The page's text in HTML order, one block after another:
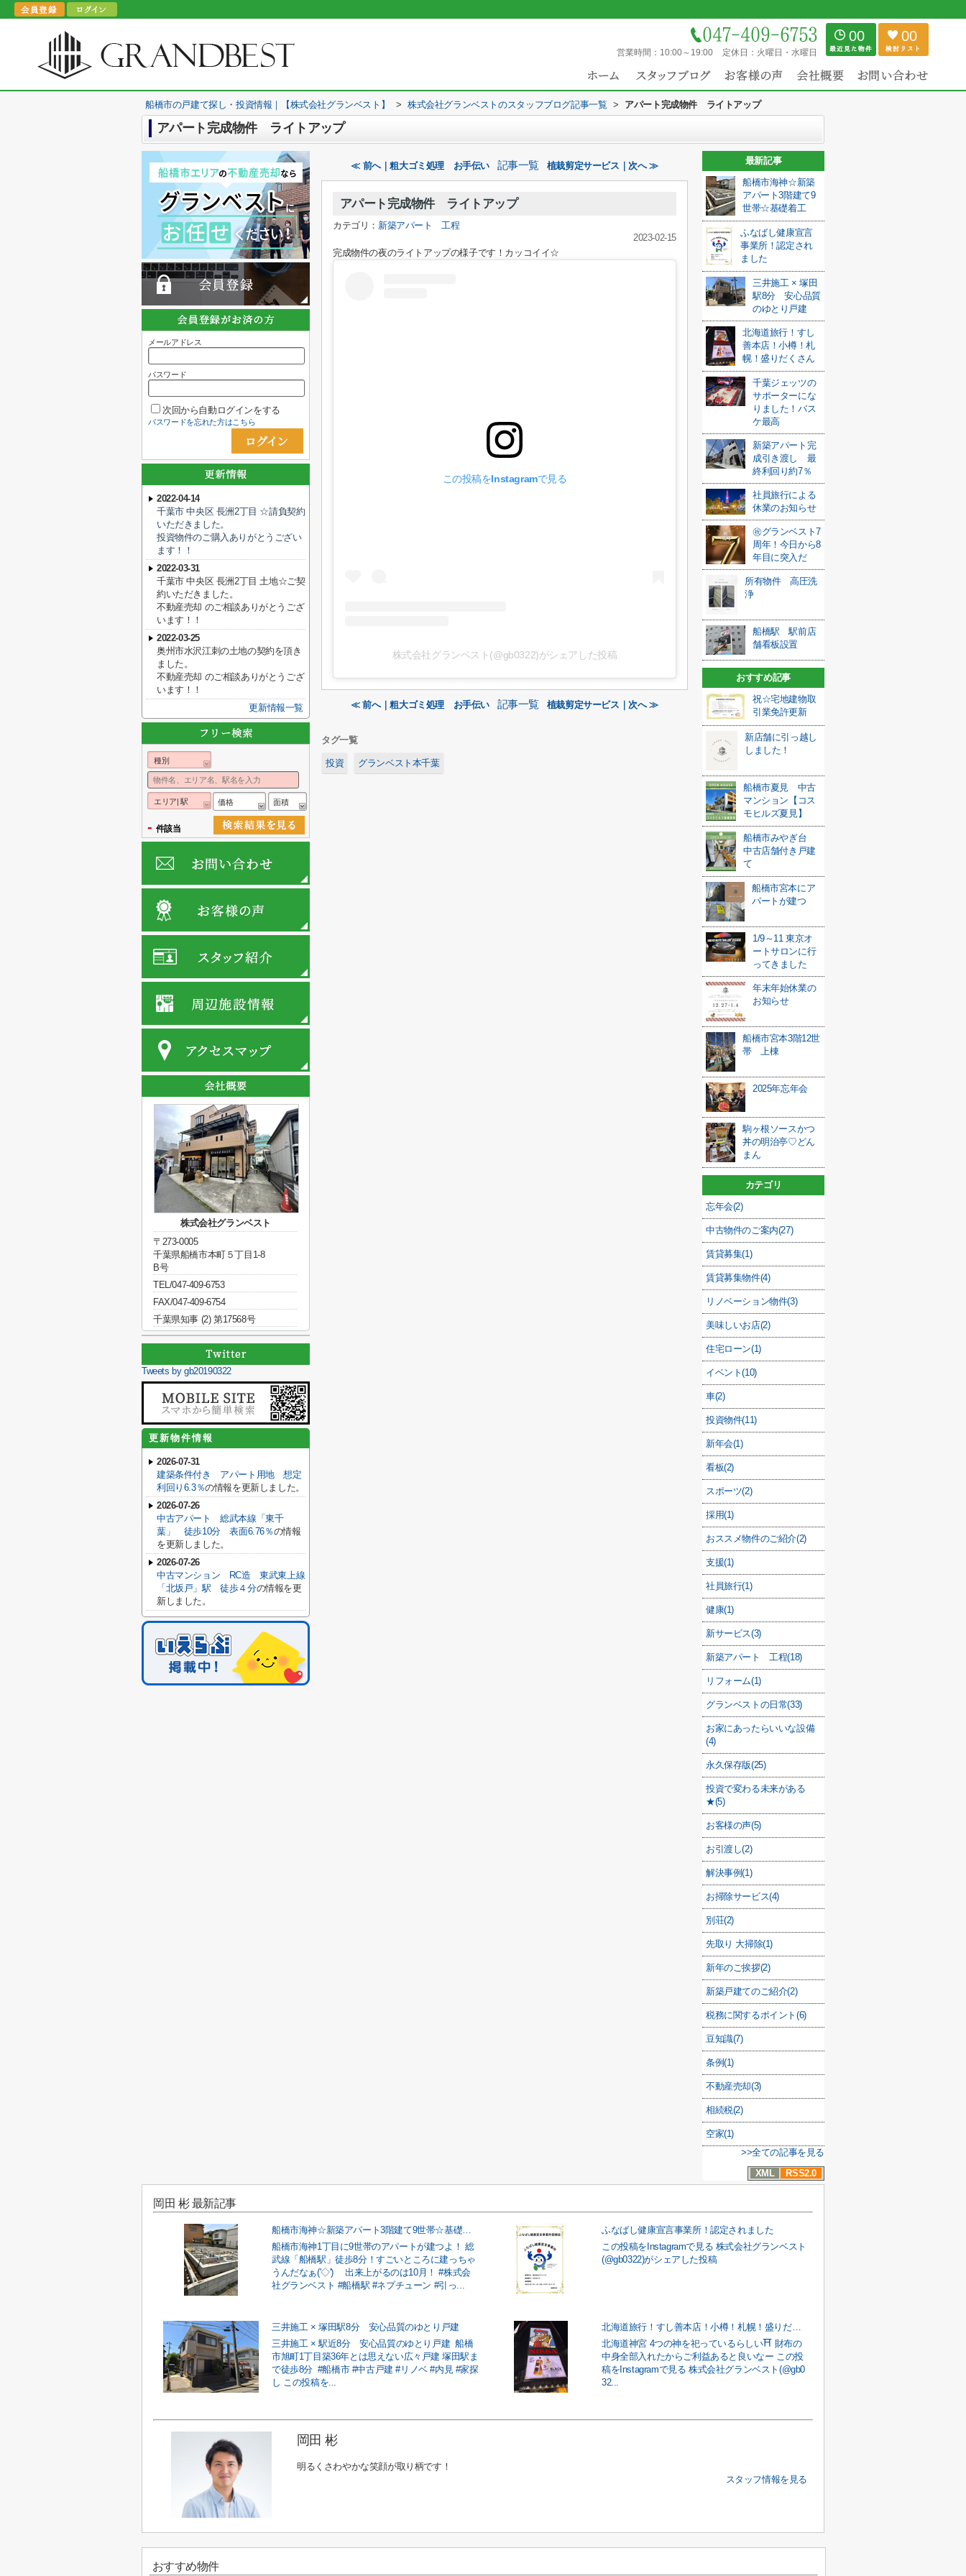
営業時間： 10:00～19:00 定休日： 火曜日・水曜日
00 00
船橋市の戸建て探し・投資情報｜【株式会社グランベスト】 > 株式会社グランベストのスタッフブログ記事一覧 > アパート完成物件 ライトアップ
アパート完成物件 ライトアップ
≪ 前へ｜粗大ゴミ処理 お手伝い 記事一覧 植栽剪定サービス｜次へ ≫
アパート完成物件 ライトアップ
カテゴリ： 新築アパート 工程
2023-02-15
完成物件の夜のライトアップの様子です！カッコイイ☆
この投稿をInstagramで見る
株式会社グランベスト(@gb0322)がシェアした投稿
≪ 前へ｜粗大ゴミ処理 お手伝い 記事一覧 植栽剪定サービス｜次へ ≫
タグ一覧
投資 グランベスト本千葉
最新記事
船橋市海神☆新築
アパート3階建て9
世帯☆基礎着工
ふなばし健康宣言
事業所！認定され
ました
三井施工 × 塚田
駅8分 安心品質
のゆとり戸建
北海道旅行！すし
善本店！小樽！札
幌！盛りだくさん
千葉ジェッツの
サポーターにな
りました！バス
ケ最高
新築アパート完
成引き渡し 最
終利回り約7％
社員旅行による
休業のお知らせ
㊗️グランベスト7
周年！今日から8
年目に突入だ
所有物件 高圧洗
浄
船橋駅 駅前店
舗看板設置
おすすめ記事
祝☆宅地建物取
引業免許更新
新店舗に引っ越し
しました！
船橋市夏見 中古
マンション【コス
モヒルズ夏見】
船橋市みやぎ台
中古店舗付き戸建
て
船橋市宮本にア
パートが建つ
1/9～11 東京オ
ートサロンに行
ってきました
年末年始休業の
お知らせ
船橋市宮本3階12世
帯 上棟
2025年忘年会
駒ヶ根ソースかつ
丼の明治亭♡どん
まん
カテゴリ
忘年会(2)
中古物件のご案内(27)
賃貸募集(1)
賃貸募集物件(4)
リノベーション物件(3)
美味しいお店(2)
住宅ローン(1)
イベント(10)
車(2)
投資物件(11)
新年会(1)
看板(2)
スポーツ(2)
採用(1)
おススメ物件のご紹介(2)
支援(1)
社員旅行(1)
健康(1)
新サービス(3)
新築アパート 工程(18)
リフォーム(1)
グランベストの日常(33)
お家にあったらいいな設備
(4)
永久保存版(25)
投資で変わる未来がある
★(5)
お客様の声(5)
お引渡し(2)
解決事例(1)
お掃除サービス(4)
別荘(2)
先取り 大掃除(1)
新年のご挨拶(2)
新築戸建てのご紹介(2)
税務に関するポイント(6)
豆知識(7)
条例(1)
不動産売却(3)
相続税(2)
空家(1)
>>全ての記事を見る
XML
RSS2.0
メールアドレス
パスワード
次回から自動ログインをする
パスワードを忘れた方はこちら
2022-04-14
千葉市 中央区 長洲2丁目 ☆請負契約
いただきました。
投資物件のご購入ありがとうござい
ます！！
2022-03-31
千葉市 中央区 長洲2丁目 土地☆ご契
約いただきました。
不動産売却 のご相談ありがとうござ
います！！
2022-03-25
奥州市水沢江刺の土地の契約を頂き
ました。
不動産売却 のご相談ありがとうござ
います！！
更新情報一覧
種別
エリア| 駅 価格 面積
- 件該当
株式会社グランベスト
〒273-0005
千葉県船橋市本町５丁目1-8
B号
TEL/047-409-6753
FAX/047-409-6754
千葉県知事 (2) 第17568号
Tweets by gb20190322
更新物件情報
2026-07-31
建築条件付き アパート用地 想定
利回り6.3％の情報を更新しました。
2026-07-26
中古アパート 総武本線「東千
葉」 徒歩10分 表面6.76％の情報
を更新しました。
2026-07-26
中古マンション RC造 東武東上線
「北坂戸」駅 徒歩４分の情報を更
新しました。
岡田 彬 最新記事
船橋市海神☆新築アパート3階建て9世帯☆基礎着工
船橋市海神1丁目に9世帯のアパートが建つよ！ 総
武線「船橋駅」徒歩8分！すごいところに建っちゃ
うんだなぁ('◇')ゞ 出来上がるのは10月！ #株式会
社グランベスト #船橋駅 #ネプチューン #引っ...
ふなばし健康宣言事業所！認定されました
この投稿をInstagramで見る 株式会社グランベスト
(@gb0322)がシェアした投稿
三井施工 × 塚田駅8分 安心品質のゆとり戸建
三井施工 × 駅近8分 安心品質のゆとり戸建 ⁡ 船橋
市旭町1丁目築36年とは思えない広々戸建 ⁡塚田駅ま
で徒歩8分 ⁡ #船橋市 #中古戸建 #リノベ #内見 #家探
し この投稿を...
北海道旅行！すし善本店！小樽！札幌！盛りだくさん
北海道神宮 4つの神を祀っているらしい⛩️ 財布の
中身全部入れたからご利益あると良いなー この投
稿をInstagramで見る 株式会社グランベスト(@gb0
32...
岡田 彬
明るくさわやかな笑顔が取り柄です！
スタッフ情報を見る
おすすめ物件